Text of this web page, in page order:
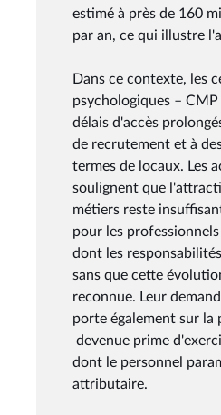
estimé à près de 160
par an, ce qui illustre
Dans ce contexte, les
psychologiques –
délais d'accès
de recrutement et à
termes de locaux. Les
soulignent que
métiers reste
pour les
dont les
sans que cette
reconnue. Leur
porte également sur la
devenue prime
dont le personnel
attributaire.